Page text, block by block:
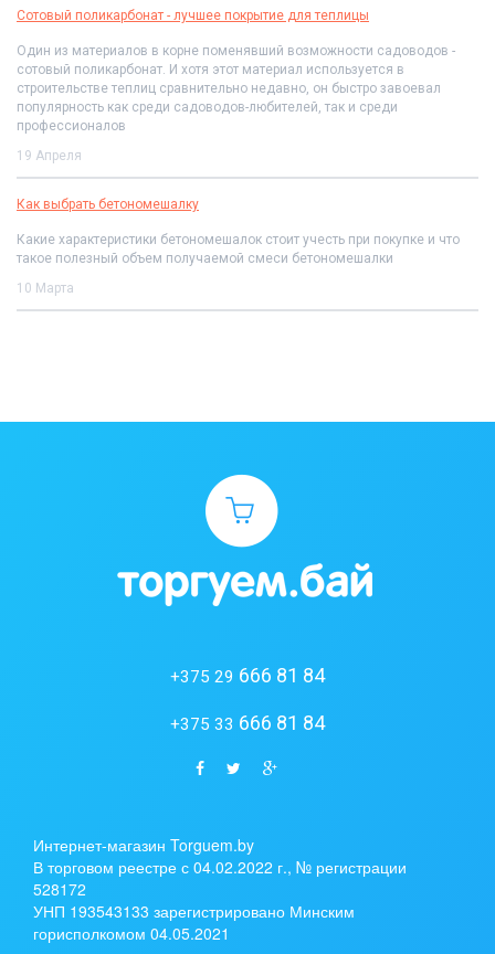
Сотовый поликарбонат - лучшее покрытие для теплицы
Один из материалов в корне поменявший возможности садоводов -
сотовый поликарбонат. И хотя этот материал используется в
строительстве теплиц сравнительно недавно, он быстро завоевал
популярность как среди садоводов-любителей, так и среди
профессионалов
19 Апреля
Как выбрать бетономешалку
Какие характеристики бетономешалок стоит учесть при покупке и что
такое полезный объем получаемой смеси бетономешалки
10 Марта
+375 29 666 81 84
+375 33 666 81 84
Интернет-магазин Torguem.by
В торговом реестре с 04.02.2022 г., № регистрации
528172
УНП 193543133 зарегистрировано Минским
горисполкомом 04.05.2021